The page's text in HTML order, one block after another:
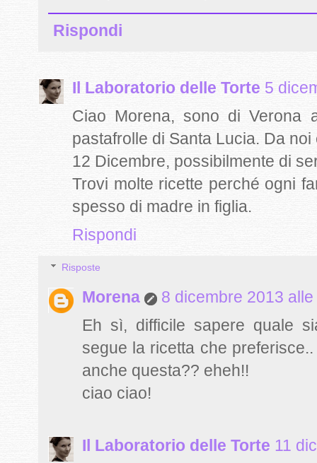
Rispondi
Il Laboratorio delle Torte 5
Ciao Morena, sono di Verona
pastafrolle di Santa Lucia. Da
12 Dicembre, possibilmente di
Trovi molte ricette perché ogni
spesso di madre in figlia.
Rispondi
Risposte
Morena
8 dicembre 2013
Eh sì, difficile sapere quale
segue la ricetta che
anche questa?? eheh!!
ciao ciao!
Il Laboratorio delle Torte 11